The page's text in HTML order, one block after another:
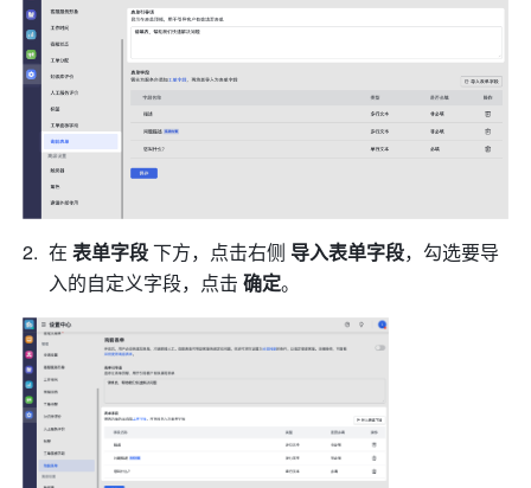
在 表单字段 下方，点击右侧 导入表单字段，勾选要导
入的自定义字段，点击 确定。